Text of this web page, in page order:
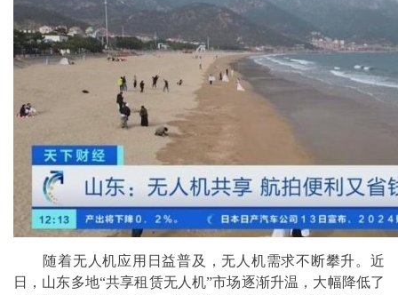
随着无人机应用日益普及，无人机需求不断攀升。近
日，山东多地“共享租赁无人机”市场逐渐升温，大幅降低了